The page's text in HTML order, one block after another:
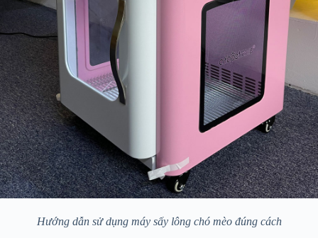
Hướng dẫn sử dụng máy sấy lông chó mèo đúng cách